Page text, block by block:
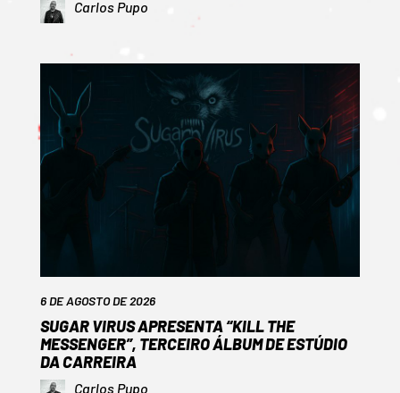
Carlos Pupo
6 DE AGOSTO DE 2026
SUGAR VIRUS APRESENTA “KILL THE
MESSENGER”, TERCEIRO ÁLBUM DE ESTÚDIO
DA CARREIRA
Carlos Pupo